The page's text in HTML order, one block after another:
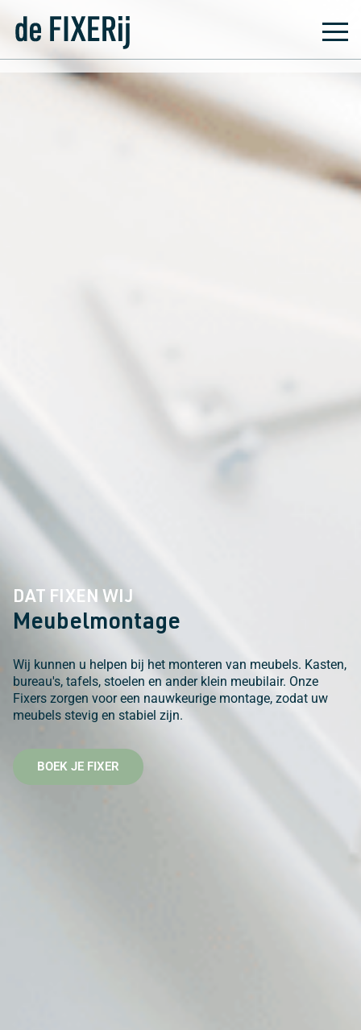
DAT FIXEN WIJ
Meubelmontage
Wij kunnen u helpen bij het monteren van meubels. Kasten,
bureau's, tafels, stoelen en ander klein meubilair. Onze
Fixers zorgen voor een nauwkeurige montage, zodat uw
meubels stevig en stabiel zijn.
BOEK JE FIXER